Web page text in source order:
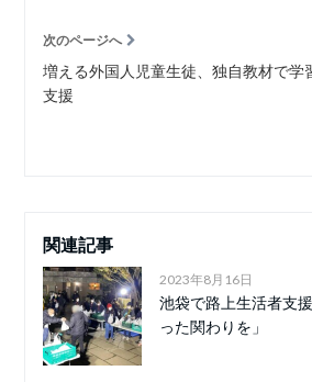
次のページへ
増える外国人児童生徒、独自教材で学
支援
関連記事
2023年8月16日
池袋で路上生活者支
った関わりを」